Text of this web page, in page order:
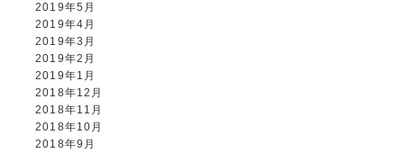
2019年5月
2019年4月
2019年3月
2019年2月
2019年1月
2018年12月
2018年11月
2018年10月
2018年9月